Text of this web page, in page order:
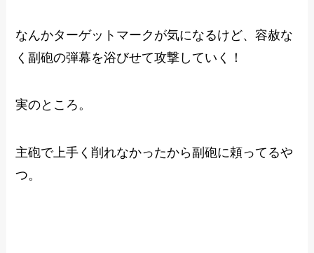
なんかターゲットマークが気になるけど、容赦な
く副砲の弾幕を浴びせて攻撃していく！
実のところ。
主砲で上手く削れなかったから副砲に頼ってるや
つ。